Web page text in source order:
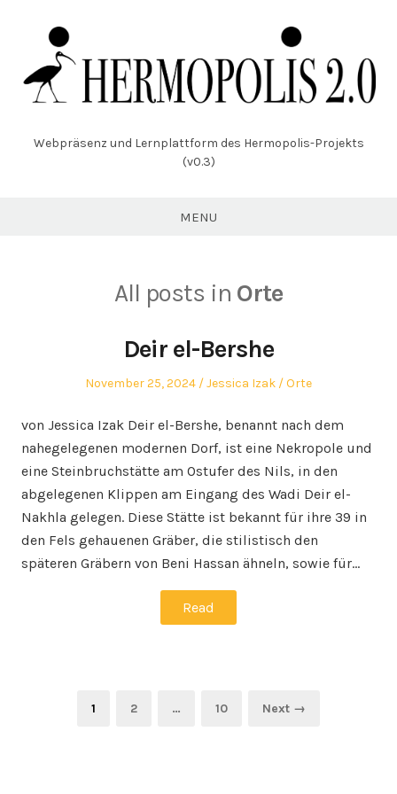
Webpräsenz und Lernplattform des Hermopolis-Projekts
(v0.3)
MENU
All posts in Orte
Deir el-Bershe
Posted
November 25, 2024 Author
Jessica Izak
Posted
Orte
von Jessica Izak Deir el-Bershe, benannt nach dem
nahegelegenen modernen Dorf, ist eine Nekropole und
eine Steinbruchstätte am Ostufer des Nils, in den
abgelegenen Klippen am Eingang des Wadi Deir el-
Nakhla gelegen. Diese Stätte ist bekannt für ihre 39 in
den Fels gehauenen Gräber, die stilistisch den
späteren Gräbern von Beni Hassan ähneln, sowie für…
Read
Page
1 Page
2 … Page
10 Next →